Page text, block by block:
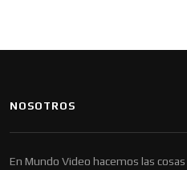
NOSOTROS
En Mundo Video hacemos las